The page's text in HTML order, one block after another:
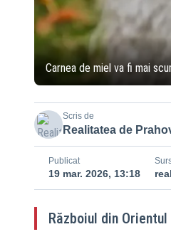
Carnea de miel va fi mai
Scris de
Realitatea de
Publicat
19 mar. 2026, 13:18
Războiul din